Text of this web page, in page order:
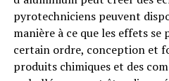
pyrotechniciens peuvent
manière à ce que les effets
certain ordre, conception et
produits chimiques et des